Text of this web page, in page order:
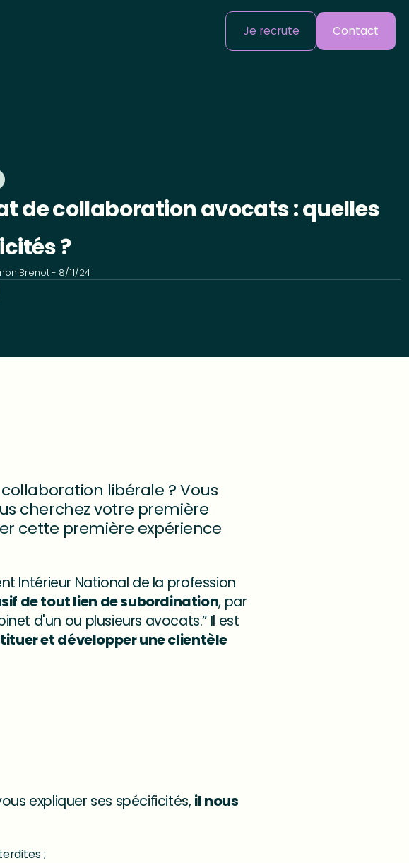
Je recrute Contact
de collaboration avocats : quelles
?
Brenot- 8/11/24
libérale ? Vous
cherchez votre première
cette première expérience
Intérieur National de la profession
de tout lien de subordination, par
d'un ou plusieurs avocats.” Il est
et développer une clientèle
expliquer ses spécificités,il nous
;